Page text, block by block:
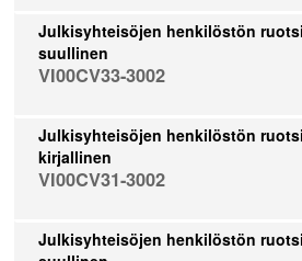
Julkisyhteisöjen henkilöstön
suullinen
VI00CV33-3002
Julkisyhteisöjen henkilöstön
kirjallinen
VI00CV31-3002
Julkisyhteisöjen henkilöstön